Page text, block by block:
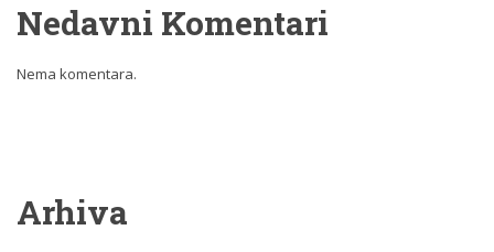
Nedavni Komentari
Nema komentara.
Arhiva